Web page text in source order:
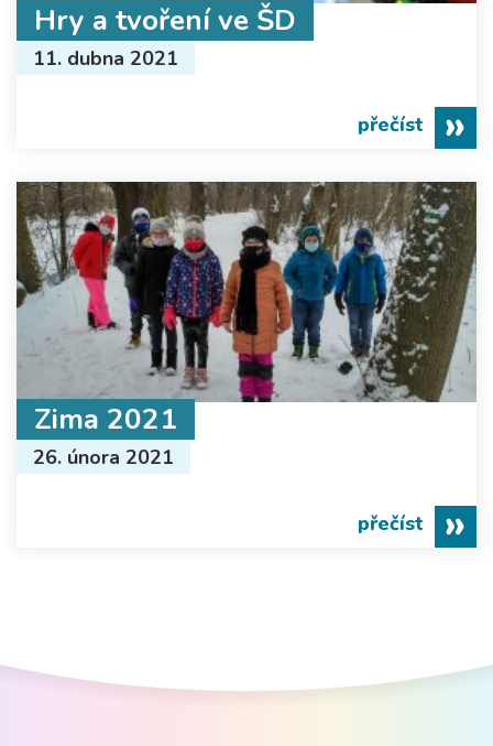
Hry a tvoření ve ŠD
11. dubna 2021
přečíst
Zima 2021
26. února 2021
přečíst